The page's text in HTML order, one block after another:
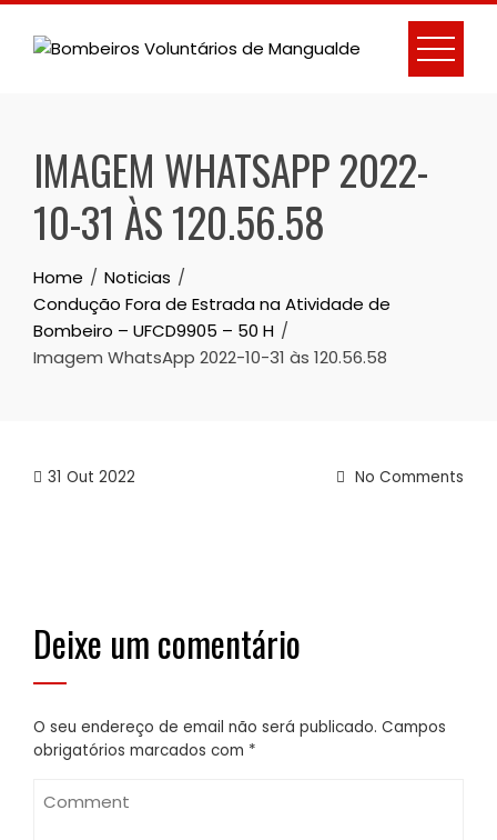
Skip
IMAGEM WHATSAPP 2022-
10-31 ÀS 120.56.58
Home
Noticias
Condução Fora de Estrada na Atividade de
Bombeiro – UFCD9905 – 50 H
Imagem WhatsApp 2022-10-31 às 120.56.58
31 Out 2022 No Comments
Deixe um comentário
O seu endereço de email não será publicado. Campos
obrigatórios marcados com *